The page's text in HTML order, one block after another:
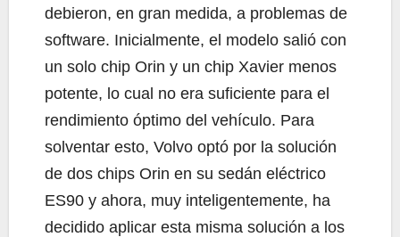
debieron, en gran medida, a problemas de
software. Inicialmente, el modelo salió con
un solo chip Orin y un chip Xavier menos
potente, lo cual no era suficiente para el
rendimiento óptimo del vehículo. Para
solventar esto, Volvo optó por la solución
de dos chips Orin en su sedán eléctrico
ES90 y ahora, muy inteligentemente, ha
decidido aplicar esta misma solución a los